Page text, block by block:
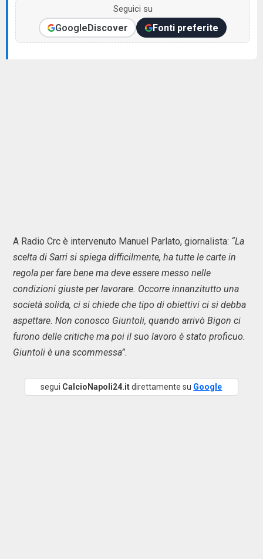
Seguici su
GoogleDiscover Fonti preferite
A Radio Crc è intervenuto Manuel Parlato, giornalista: “La
scelta di Sarri si spiega difficilmente, ha tutte le carte in
regola per fare bene ma deve essere messo nelle
condizioni giuste per lavorare. Occorre innanzitutto una
società solida, ci si chiede che tipo di obiettivi ci si debba
aspettare. Non conosco Giuntoli, quando arrivò Bigon ci
furono delle critiche ma poi il suo lavoro è stato proficuo.
Giuntoli è una scommessa”.
segui CalcioNapoli24.itdirettamente su Google